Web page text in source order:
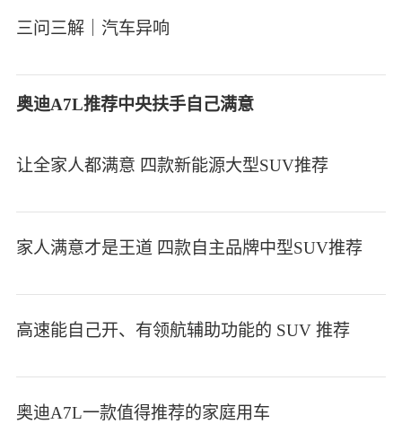
三问三解｜汽车异响
奥迪A7L推荐中央扶手自己满意
让全家人都满意 四款新能源大型SUV推荐
家人满意才是王道 四款自主品牌中型SUV推荐
高速能自己开、有领航辅助功能的 SUV 推荐
奥迪A7L一款值得推荐的家庭用车